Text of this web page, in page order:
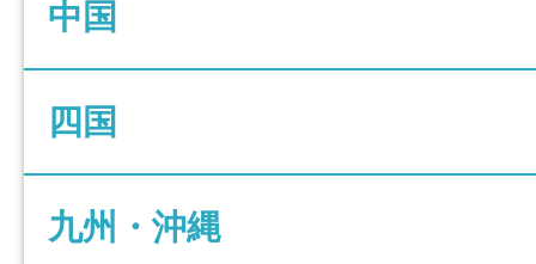
中国
四国
九州・沖縄